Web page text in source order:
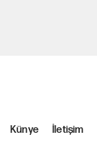
Künye İletişim